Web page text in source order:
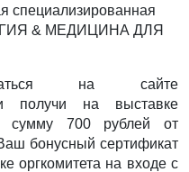
специализированная
& МЕДИЦИНА ДЛЯ
на сайте
на выставке
сумму 700 рублей от
бонусный сертификат
оргкомитета на входе с